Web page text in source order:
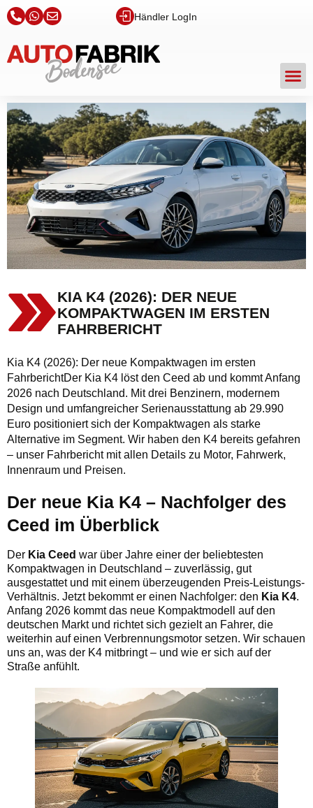
Händler LogIn
KIA K4 (2026): DER NEUE
KOMPAKTWAGEN IM ERSTEN
FAHRBERICHT
Kia K4 (2026): Der neue Kompaktwagen im ersten
FahrberichtDer Kia K4 löst den Ceed ab und kommt Anfang
2026 nach Deutschland. Mit drei Benzinern, modernem
Design und umfangreicher Serienausstattung ab 29.990
Euro positioniert sich der Kompaktwagen als starke
Alternative im Segment. Wir haben den K4 bereits gefahren
– unser Fahrbericht mit allen Details zu Motor, Fahrwerk,
Innenraum und Preisen.
Der neue Kia K4 – Nachfolger des
Ceed im Überblick
Der Kia Ceed war über Jahre einer der beliebtesten
Kompaktwagen in Deutschland – zuverlässig, gut
ausgestattet und mit einem überzeugenden Preis-Leistungs-
Verhältnis. Jetzt bekommt er einen Nachfolger: den Kia K4.
Anfang 2026 kommt das neue Kompaktmodell auf den
deutschen Markt und richtet sich gezielt an Fahrer, die
weiterhin auf einen Verbrennungsmotor setzen. Wir schauen
uns an, was der K4 mitbringt – und wie er sich auf der
Straße anfühlt.